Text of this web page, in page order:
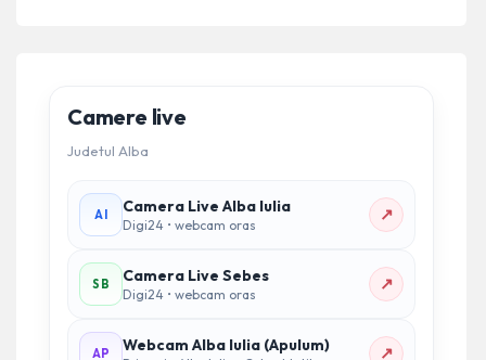
Camere live
Judetul Alba
AI Camera Live Alba Iulia
Digi24 • webcam oras ↗
SB Camera Live Sebes
Digi24 • webcam oras ↗
AP Webcam Alba Iulia (Apulum) ↗